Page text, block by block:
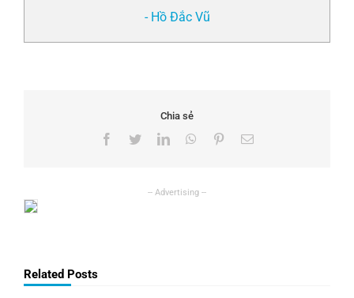
- Hồ Đắc Vũ
Chia sẻ
Facebook
TwitterLinkedInWhatsApp
PinterestEmail
Related Posts